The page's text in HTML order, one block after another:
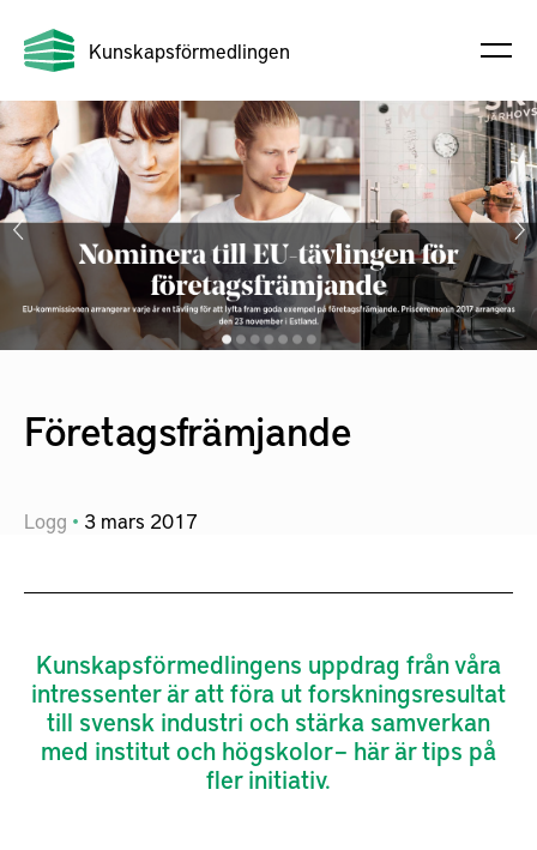
Kunskapsförmedlingen
Företagsfrämjande
Logg 3 mars 2017
Kunskapsförmedlingens uppdrag från våra
intressenter är att föra ut forskningsresultat
till svensk industri och stärka samverkan
med institut och högskolor – här är tips på
fler initiativ.